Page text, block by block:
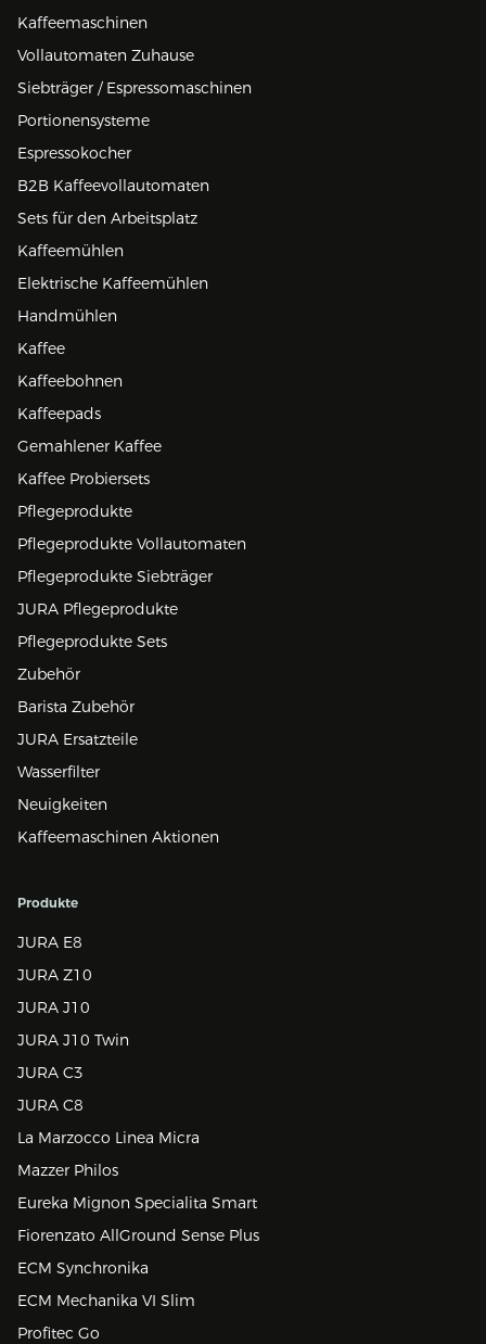
Kaffeemaschinen
Vollautomaten Zuhause
Siebträger / Espressomaschinen
Portionensysteme
Espressokocher
B2B Kaffeevollautomaten
Sets für den Arbeitsplatz
Kaffeemühlen
Elektrische Kaffeemühlen
Handmühlen
Kaffee
Kaffeebohnen
Kaffeepads
Gemahlener Kaffee
Kaffee Probiersets
Pflegeprodukte
Pflegeprodukte Vollautomaten
Pflegeprodukte Siebträger
JURA Pflegeprodukte
Pflegeprodukte Sets
Zubehör
Barista Zubehör
JURA Ersatzteile
Wasserfilter
Neuigkeiten
Kaffeemaschinen Aktionen
Produkte
JURA E8
JURA Z10
JURA J10
JURA J10 Twin
JURA C3
JURA C8
La Marzocco Linea Micra
Mazzer Philos
Eureka Mignon Specialita Smart
Fiorenzato AllGround Sense Plus
ECM Synchronika
ECM Mechanika VI Slim
Profitec Go